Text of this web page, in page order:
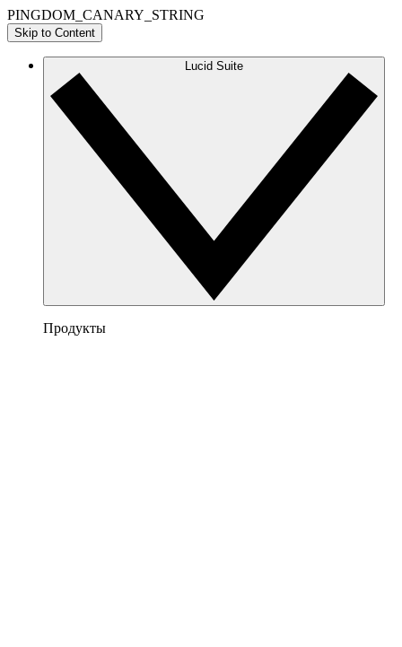
PINGDOM_CANARY_STRING
Skip to Content
Lucid Suite
Продукты